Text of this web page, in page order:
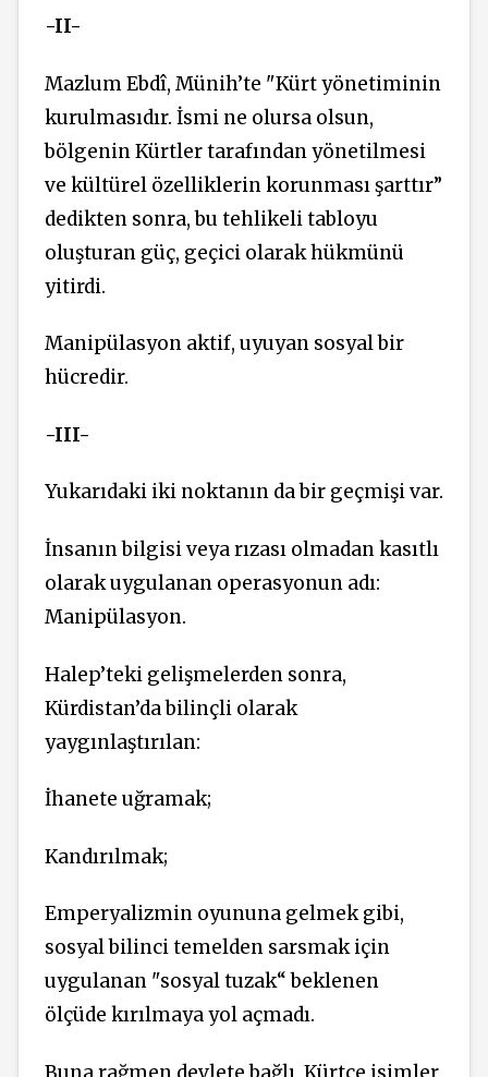
-II-
Mazlum Ebdî, Münih’te "Kürt yönetiminin
kurulmasıdır. İsmi ne olursa olsun,
bölgenin Kürtler tarafından yönetilmesi
ve kültürel özelliklerin korunması şarttır”
dedikten sonra, bu tehlikeli tabloyu
oluşturan güç, geçici olarak hükmünü
yitirdi.
Manipülasyon aktif, uyuyan sosyal bir
hücredir.
-III-
Yukarıdaki iki noktanın da bir geçmişi var.
İnsanın bilgisi veya rızası olmadan kasıtlı
olarak uygulanan operasyonun adı:
Manipülasyon.
Halep’teki gelişmelerden sonra,
Kürdistan’da bilinçli olarak
yaygınlaştırılan:
İhanete uğramak;
Kandırılmak;
Emperyalizmin oyununa gelmek gibi,
sosyal bilinci temelden sarsmak için
uygulanan "sosyal tuzak“ beklenen
ölçüde kırılmaya yol açmadı.